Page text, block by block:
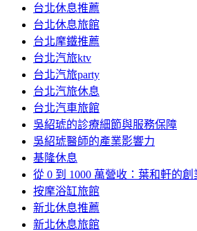
台北休息推薦
台北休息旅館
台北摩鐵推薦
台北汽旅ktv
台北汽旅party
台北汽旅休息
台北汽車旅館
吳紹琥的診療細節與服務保障
吳紹琥醫師的產業影響力
基隆休息
從 0 到 1000 萬營收：葉和軒的
按摩浴缸旅館
新北休息推薦
新北休息旅館